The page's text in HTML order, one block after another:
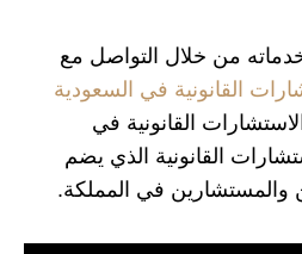
من خلال التواصل مع
القانونية في السعودية
القانونية في
القانونية الذي يضم
والمستشارين في المملكة.